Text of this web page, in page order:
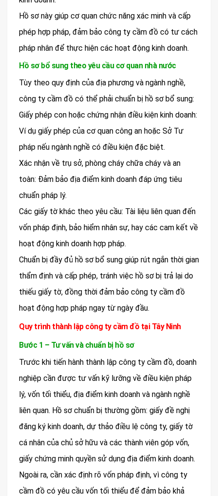
Hồ sơ này giúp cơ quan chức năng xác minh và cấp
phép hợp pháp, đảm bảo công ty cầm đồ có tư cách
pháp nhân để thực hiện các hoạt động kinh doanh.
Hồ sơ bổ sung theo yêu cầu cơ quan nhà nước
Tùy theo quy định của địa phương và ngành nghề,
công ty cầm đồ có thể phải chuẩn bị hồ sơ bổ sung:
Giấy phép con hoặc chứng nhận điều kiện kinh doanh:
Ví dụ giấy phép của cơ quan công an hoặc Sở Tư
pháp nếu ngành nghề có điều kiện đặc biệt.
Xác nhận về trụ sở, phòng cháy chữa cháy và an
toàn: Đảm bảo địa điểm kinh doanh đáp ứng tiêu
chuẩn pháp lý.
Các giấy tờ khác theo yêu cầu: Tài liệu liên quan đến
vốn pháp định, bảo hiểm nhân sự, hay các cam kết về
hoạt động kinh doanh hợp pháp.
Chuẩn bị đầy đủ hồ sơ bổ sung giúp rút ngắn thời gian
thẩm định và cấp phép, tránh việc hồ sơ bị trả lại do
thiếu giấy tờ, đồng thời đảm bảo công ty cầm đồ
hoạt động hợp pháp ngay từ ngày đầu.
Quy trình thành lập công ty cầm đồ tại Tây Ninh
Bước 1 – Tư vấn và chuẩn bị hồ sơ
Trước khi tiến hành thành lập công ty cầm đồ, doanh
nghiệp cần được tư vấn kỹ lưỡng về điều kiện pháp
lý, vốn tối thiểu, địa điểm kinh doanh và ngành nghề
liên quan. Hồ sơ chuẩn bị thường gồm: giấy đề nghị
đăng ký kinh doanh, dự thảo điều lệ công ty, giấy tờ
cá nhân của chủ sở hữu và các thành viên góp vốn,
giấy chứng minh quyền sử dụng địa điểm kinh doanh.
Ngoài ra, cần xác định rõ vốn pháp định, vì công ty
cầm đồ có yêu cầu vốn tối thiểu để đảm bảo khả